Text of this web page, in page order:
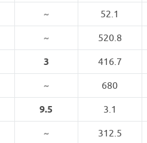
~ 52.1
~ 520.8
3 416.7
~ 680
9.5 3.1
~ 312.5